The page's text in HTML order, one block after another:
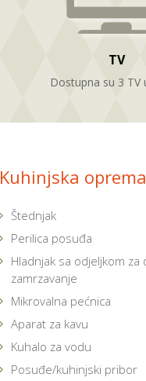
TV
Dostupna su 3 TV
Kuhinjska oprema
Štednjak
Perilica posuđa
Hladnjak sa odjeljkom za
zamrzavanje
Mikrovalna pećnica
Aparat za kavu
Kuhalo za vodu
Posuđe/kuhinjski pribor